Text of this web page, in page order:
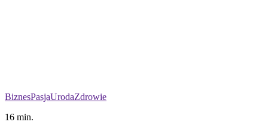
BiznesPasjaUrodaZdrowie
16 min.